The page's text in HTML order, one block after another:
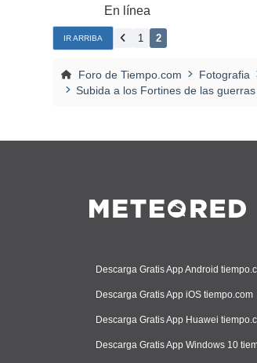
En línea
IR ARRIBA 1 2
Foro de Tiempo.com Fotografia
Subida a los Fortines de las
Descarga Gratis App Android
Descarga Gratis App iOS tiempo.com
Descarga Gratis App Huawei
Descarga Gratis App Windows 10